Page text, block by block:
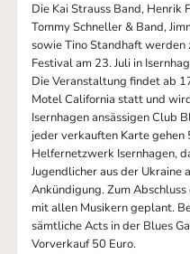
Die Kai Strauss Band, Henrik
Tommy Schneller & Band,
sowie Tino Standhaft werden
Festival am 23. Juli in
Die Veranstaltung findet ab
Motel California statt und
Isernhagen ansässigen Club
jeder verkauften Karte gehen
Helfernetzwerk Isernhagen,
Jugendlicher aus der Ukraine
Ankündigung. Zum
mit allen Musikern geplant.
sämtliche Acts in der Blues
Vorverkauf 50 Euro.